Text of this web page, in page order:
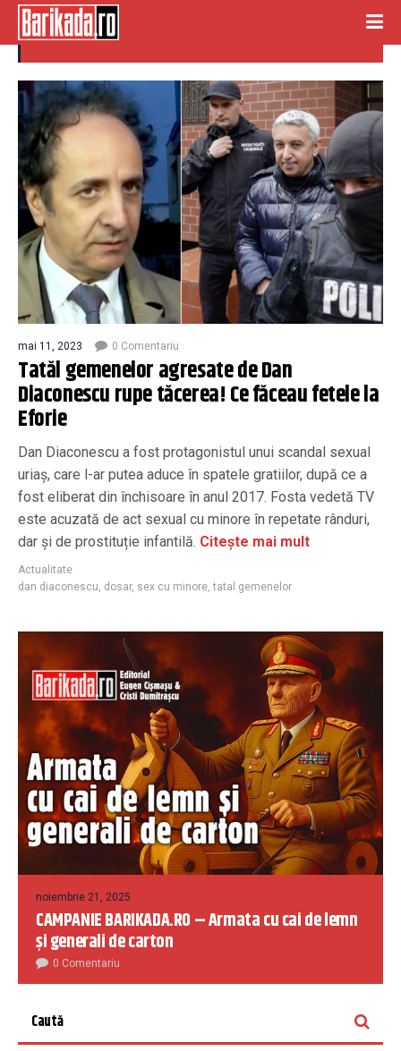
tatal gemenelor
mai 11, 2023 0 Comentariu
Tatăl gemenelor agresate de Dan
Diaconescu rupe tăcerea! Ce făceau fetele la
Eforie
Dan Diaconescu a fost protagonistul unui scandal sexual
uriaș, care l-ar putea aduce în spatele gratiilor, după ce a
fost eliberat din închisoare în anul 2017. Fosta vedetă TV
este acuzată de act sexual cu minore în repetate rânduri,
dar și de prostituție infantilă. Citește mai mult
Actualitate
dan diaconescu, dosar, sex cu minore,tatal gemenelor
noiembrie 21, 2025
CAMPANIE BARIKADA.RO – Armata cu cai de lemn
și generali de carton
0 Comentariu